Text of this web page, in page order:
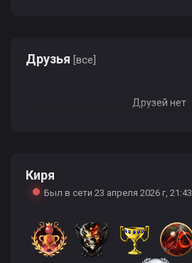
Друзья [все]
Друзей нет
Киря
Был в сети 23 апреля 2026 г, 21:43